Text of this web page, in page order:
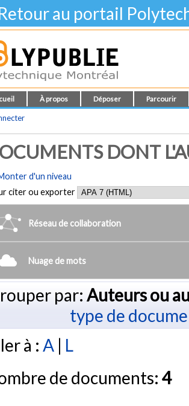
au portail
À propos Déposer Parcourir
DONT
d'un niveau
citer ou exporter
Réseau de collaboration
Nuage de mots
par: Auteurs ou
type de
à : A | L
de documents: 4